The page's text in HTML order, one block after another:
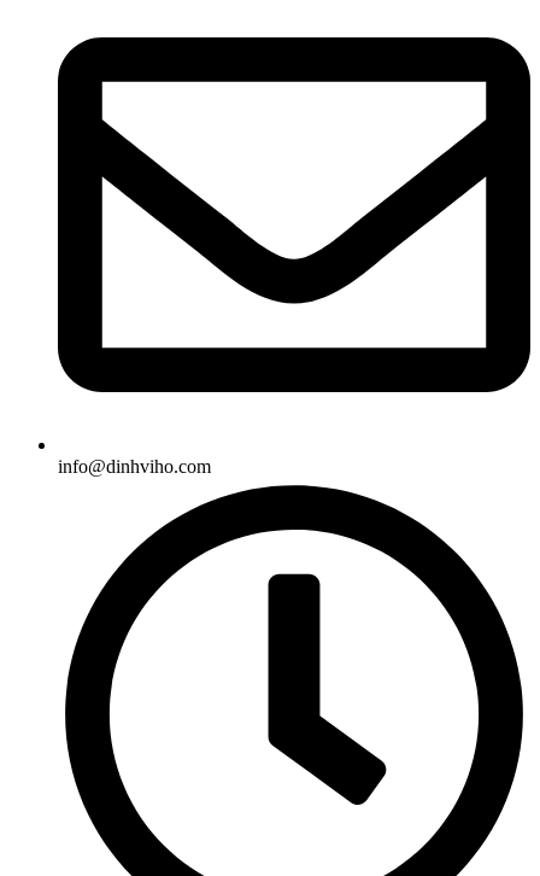
info@dinhviho.com